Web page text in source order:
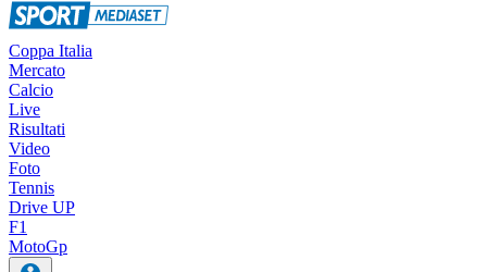
Coppa Italia
Mercato
Calcio
Live
Risultati
Video
Foto
Tennis
Drive UP
F1
MotoGp